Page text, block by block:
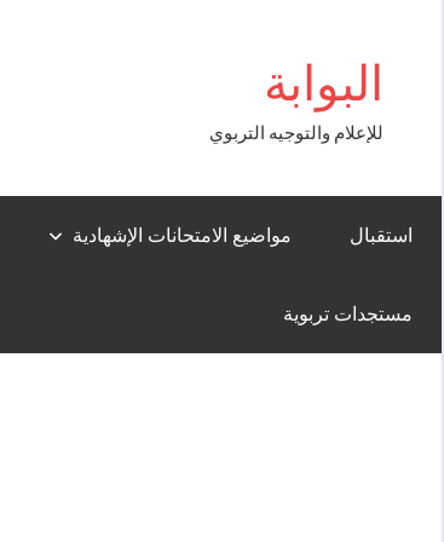
البوابة
للإعلام والتوجيه التربوي
استقبال مواضيع الامتحانات الإشهادية
مستجدات تربوية